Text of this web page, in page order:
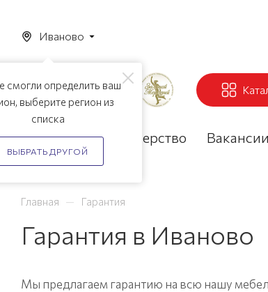
Иваново
смогли определить ваш
выберите регион из
списка
ВЫБРАТЬ ДРУГОЙ
Акции Партнерство Вакансии
Главная — Гарантия
Гарантия в Иваново
Мы предлагаем гарантию на всю нашу